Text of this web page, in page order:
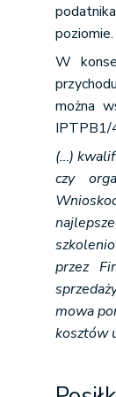
poziomie.
W
można
IPTPB1/
(…)
czy
przez
mowa
kosztów